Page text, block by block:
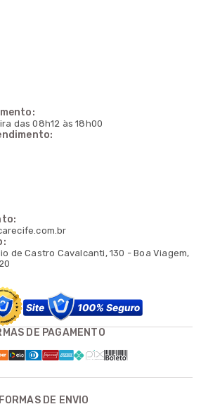
das 08h12 às 18h00
de Castro Cavalcanti, 130 - Boa Viagem,
DE PAGAMENTO
FORMAS DE ENVIO